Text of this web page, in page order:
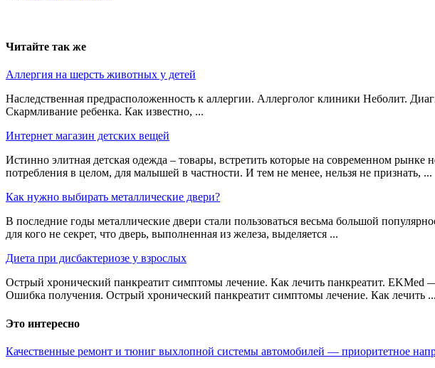
Читайте так же
Аллергия на шерсть животных у детей
Наследственная предрасположенность к аллергии. Аллерголог клиники Неболит.
Скармливание ребенка. Как известно, ...
Интернет магазин детских вещей
Истинно элитная детская одежда – товары, встретить которые на современном
потребления в целом, для малышей в частности. И тем не менее, нельзя не признать, ...
Как нужно выбирать металлические двери?
В последние годы металлические двери стали пользоваться весьма большой
для кого не секрет, что дверь, выполненная из железа, выделяется ...
Диета при дисбактериозе у взрослых
Острый хронический панкреатит симптомы лечение. Как лечить панкреатит.
Ошибка получения. Острый хронический панкреатит симптомы лечение. Как лечить ...
Это интересно
Качественные ремонт и тюниг выхлопной системы автомобилей — приоритетное